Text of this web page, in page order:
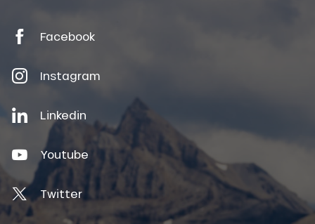
Facebook
Instagram
Linkedin
Youtube
Twitter